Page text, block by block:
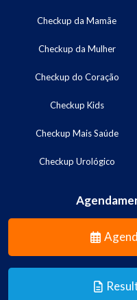
Checkup da Mamãe
Checkup da Mulher
Checkup do Coração
Checkup Kids
Checkup Mais Saúde
Checkup Urológico